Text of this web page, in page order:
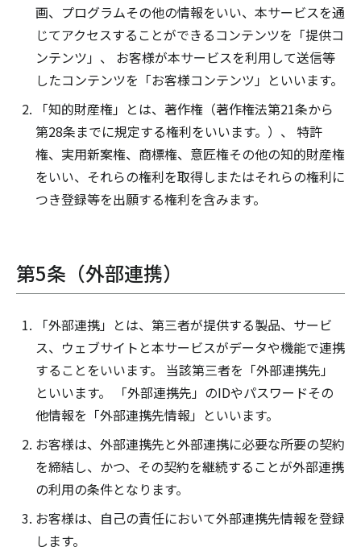
画、プログラムその他の情報をいい、本サービスを通
じてアクセスすることができるコンテンツを「提供コ
ンテンツ」、 お客様が本サービスを利用して送信等
したコンテンツを「お客様コンテンツ」といいます。
「知的財産権」とは、著作権（著作権法第21条から
第28条までに規定する権利をいいます。）、 特許
権、実用新案権、商標権、意匠権その他の知的財産権
をいい、それらの権利を取得しまたはそれらの権利に
つき登録等を出願する権利を含みます。
第5条（外部連携）
「外部連携」とは、第三者が提供する製品、サービ
ス、ウェブサイトと本サービスがデータや機能で連携
することをいいます。 当該第三者を「外部連携先」
といいます。 「外部連携先」のIDやパスワードその
他情報を「外部連携先情報」といいます。
お客様は、外部連携先と外部連携に必要な所要の契約
を締結し、かつ、その契約を継続することが外部連携
の利用の条件となります。
お客様は、自己の責任において外部連携先情報を登録
します。